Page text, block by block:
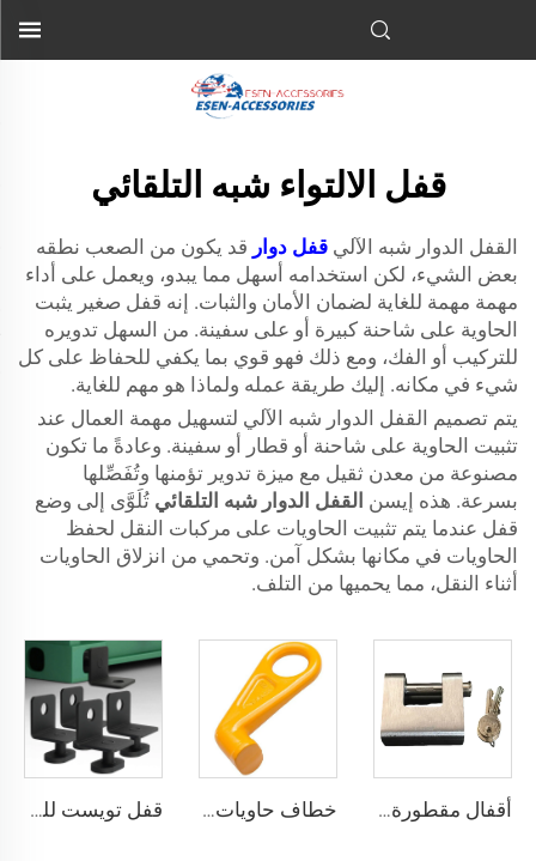
قفل الالتواء شبه التلقائي
القفل الدوار شبه الآلي قفل دوار قد يكون من الصعب نطقه
بعض الشيء، لكن استخدامه أسهل مما يبدو، ويعمل على أداء
مهمة مهمة للغاية لضمان الأمان والثبات. إنه قفل صغير يثبت
الحاوية على شاحنة كبيرة أو على سفينة. من السهل تدويره
للتركيب أو الفك، ومع ذلك فهو قوي بما يكفي للحفاظ على كل
شيء في مكانه. إليك طريقة عمله ولماذا هو مهم للغاية.
يتم تصميم القفل الدوار شبه الآلي لتسهيل مهمة العمال عند
تثبيت الحاوية على شاحنة أو قطار أو سفينة. وعادةً ما تكون
مصنوعة من معدن ثقيل مع ميزة تدوير تؤمنها وتُفَصِّلها
بسرعة. هذه إيسن القفل الدوار شبه التلقائي تُلَوَّى إلى وضع
قفل عندما يتم تثبيت الحاويات على مركبات النقل لحفظ
الحاويات في مكانها بشكل آمن. وتحمي من انزلاق الحاويات
أثناء النقل، مما يحميها من التلف.
أقفال مقطورة حاويات الشحن البحري شديدة التحمل من Squire، أقفال أمان عالية الأمان، مقاس قفل للحاويات خطاف حاويات المصنع من النوع المستقيم الأيسر/الأيمن مصنوع من سبائك الفولاذ لرفع الحاويات قفل تويست للحاويات الشحنية ISO من الأسفل ومن الجانب & قفل زاوية لتثبيت البضائع